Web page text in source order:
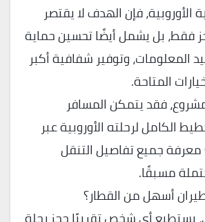
فإن الهدف لا يقتصر
فقط، بل يشمل أيضًا تحسين حماية
المعلومات، وتوفير شفافية أكبر
المتاحة.
فقد يتمكن المسافر
الكامل لرحلته الأوروبية عبر
جميع تفاصيل التنقل
مسبقًا.
أسهل من القطار؟